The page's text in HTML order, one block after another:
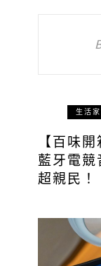
生活
【百味
藍牙電競
超親民！